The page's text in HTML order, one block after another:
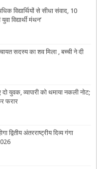
विद्यार्थियों से सीधा संवाद, 10
विद्यार्थी मंथन’
सदस्य का शव मिला , बच्ची ने दी
युवक, व्यापारी को थमाया नकली नोट;
फरार
द्वितीय अंतरराष्ट्रीय दिव्य गंगा